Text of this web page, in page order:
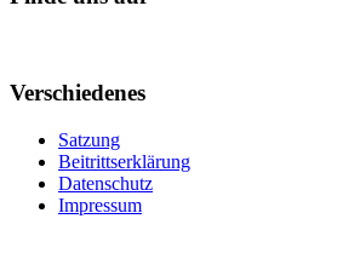
Verschiedenes
Satzung
Beitrittserklärung
Datenschutz
Impressum